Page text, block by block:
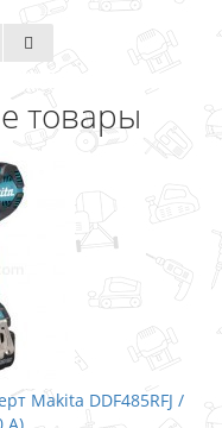
товары
Makita DDF485RFJ /